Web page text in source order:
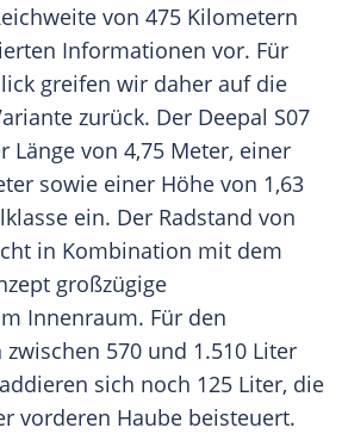
von 475 Kilometern
Informationen vor. Für
greifen wir daher auf die
zurück. Der Deepal S07
Länge von 4,75 Meter, einer
sowie einer Höhe von 1,63
ein. Der Radstand von
in Kombination mit dem
großzügige
Innenraum. Für den
zwischen 570 und 1.510 Liter
sich noch 125 Liter, die
vorderen Haube beisteuert.